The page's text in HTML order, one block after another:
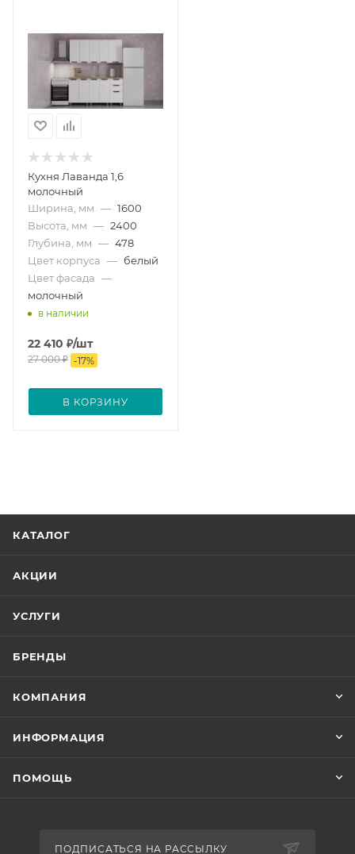
Кухня Лаванда 1,6
молочный
Ширина, мм — 1600
Высота, мм — 2400
Глубина, мм — 478
Цвет корпуса — белый
Цвет фасада —
молочный
в наличии
22 410 ₽/шт
27 000₽ -17%
В КОРЗИНУ
КАТАЛОГ
АКЦИИ
УСЛУГИ
БРЕНДЫ
КОМПАНИЯ
ИНФОРМАЦИЯ
ПОМОЩЬ
ПОДПИСАТЬСЯ НА РАССЫЛКУ